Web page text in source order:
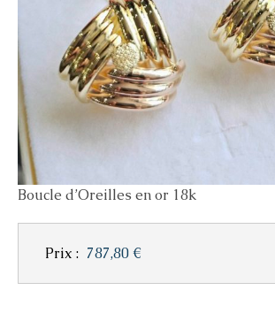
Boucle d’Oreilles en or 18k
Prix : 787,80 €